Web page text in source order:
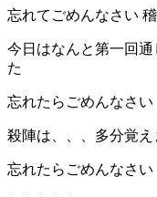
忘れてごめんなさい
今日はなんと第一回
た
忘れたらごめんなさい
殺陣は、、、多分覚え
忘れたらごめんなさ